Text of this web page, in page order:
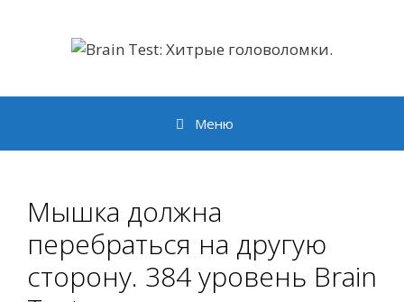
содержимому
Меню
Мышка должна
перебраться на другую
сторону. 384 уровень Brain